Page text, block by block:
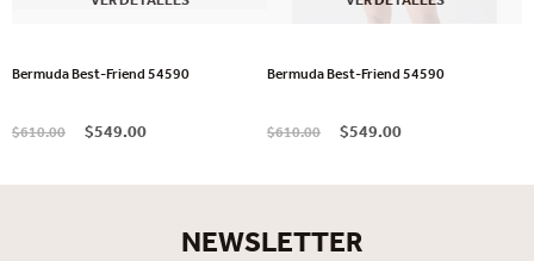
Bermuda Best-Friend 54590
$610.00 $549.00
Bermuda Best-Friend 54590
$610.00 $549.00
NEWSLETTER